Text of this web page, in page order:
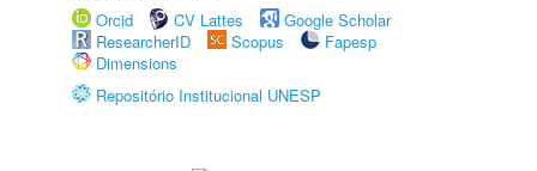
Orcid
CV Lattes
Google Scholar
ResearcherID
Scopus
Fapesp
Dimensions
Repositório Institucional UNESP